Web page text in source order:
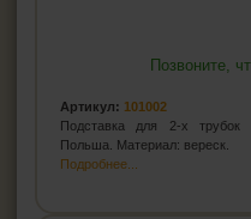
Позвоните,
Артикул: 101002
Подставка для 2-х трубок
Польша. Материал: вереск.
Подробнее...